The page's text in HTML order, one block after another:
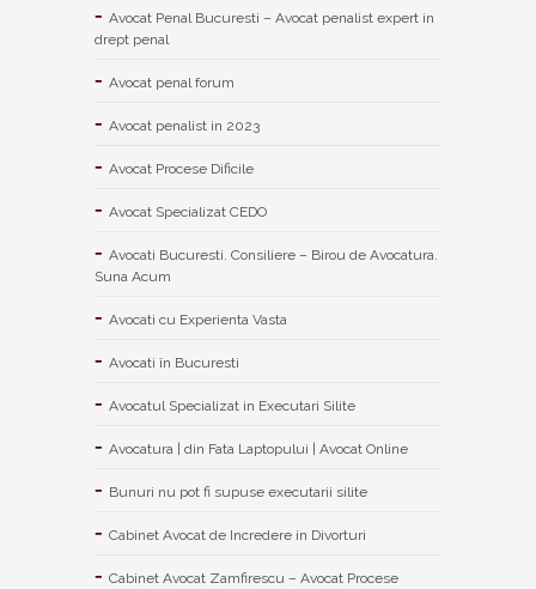
Avocat Penal Bucuresti – Avocat penalist expert in
drept penal
Avocat penal forum
Avocat penalist in 2023
Avocat Procese Dificile
Avocat Specializat CEDO
Avocati Bucuresti. Consiliere – Birou de Avocatura.
Suna Acum
Avocati cu Experienta Vasta
Avocati în Bucuresti
Avocatul Specializat in Executari Silite
Avocatura | din Fata Laptopului | Avocat Online
Bunuri nu pot fi supuse executarii silite
Cabinet Avocat de Incredere in Divorturi
Cabinet Avocat Zamfirescu – Avocat Procese